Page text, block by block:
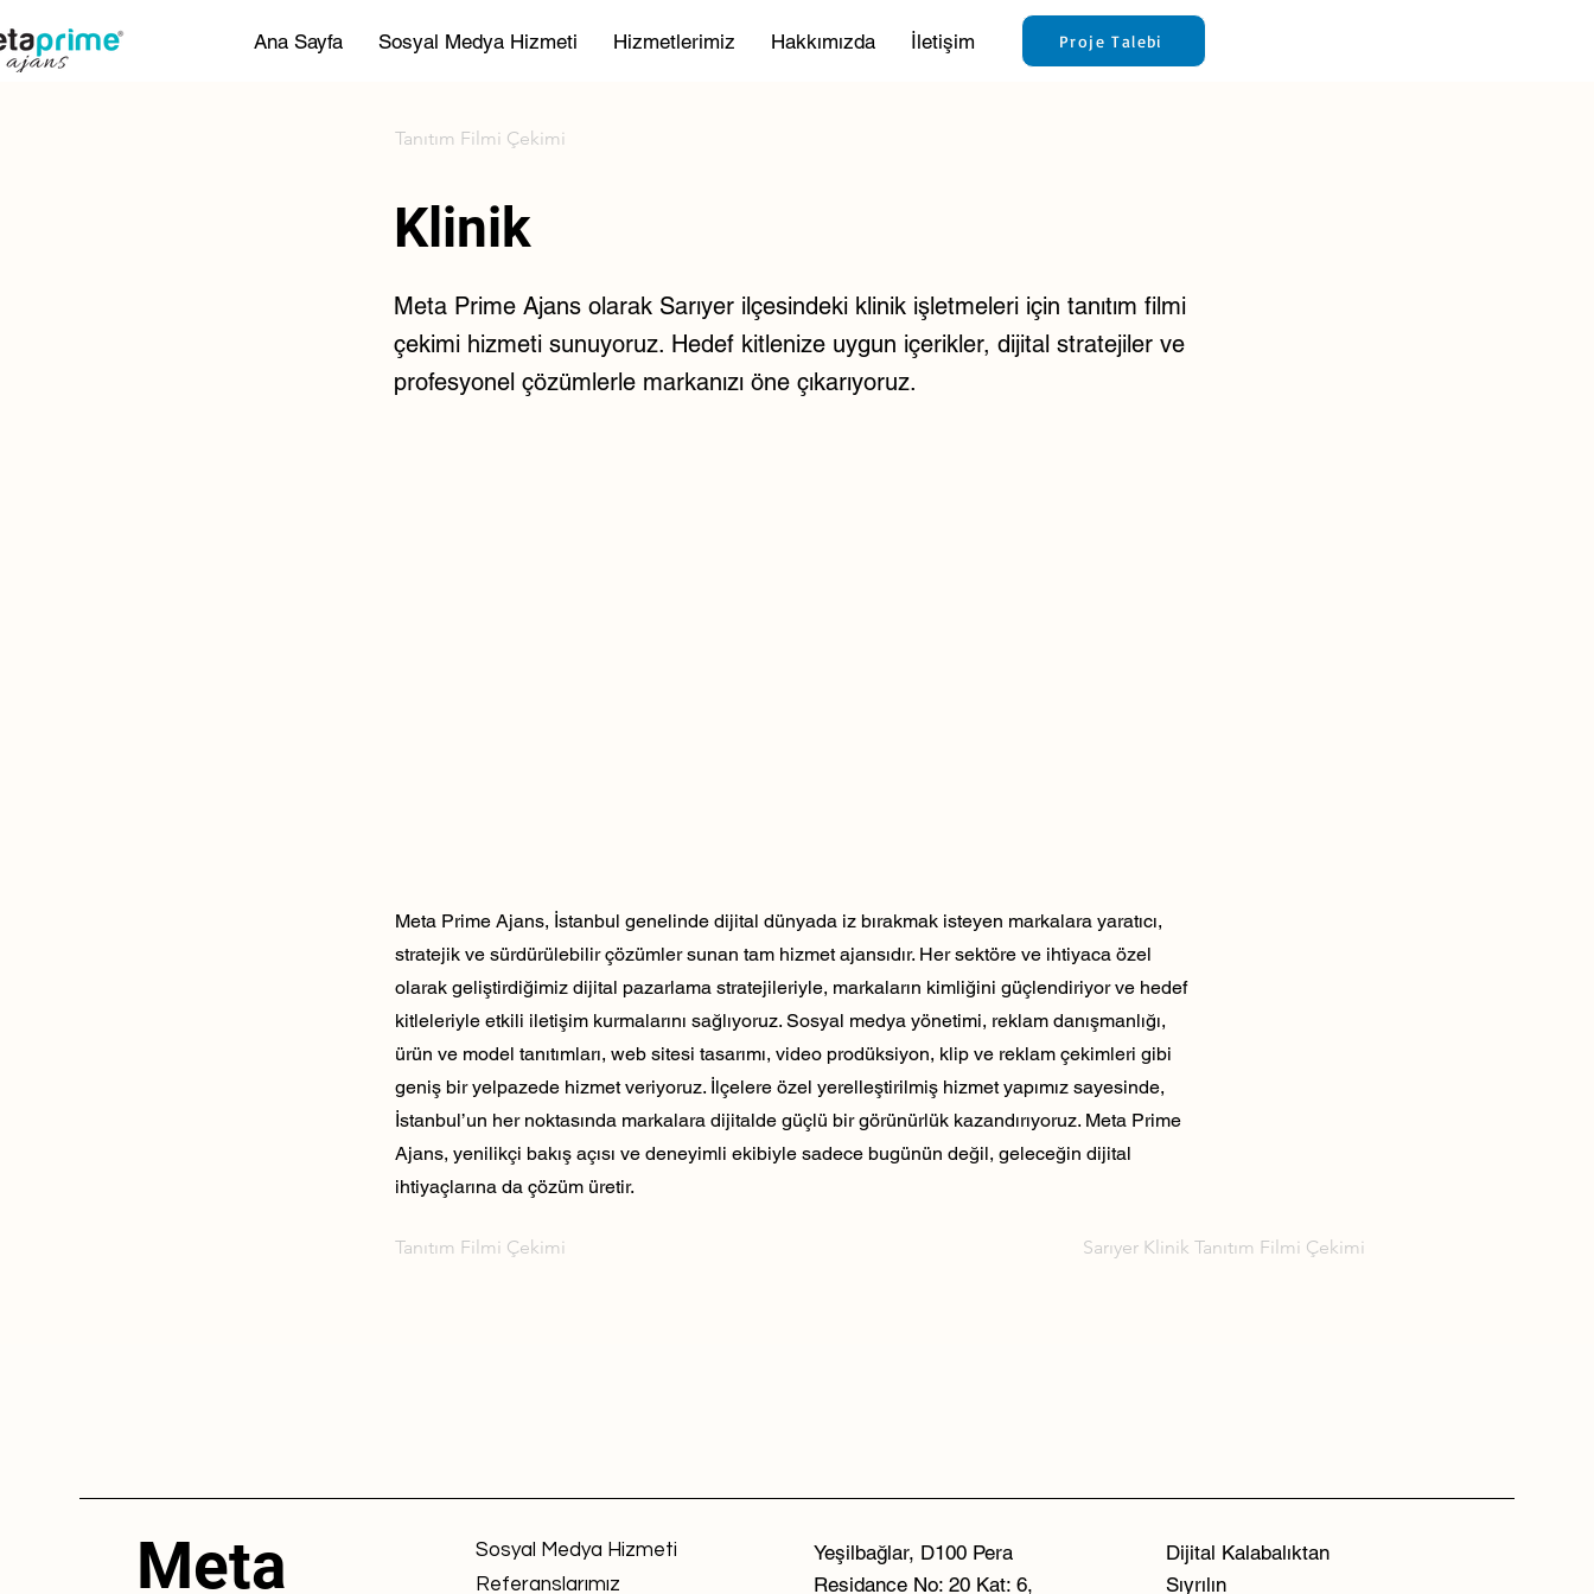
Ana Sayfa Sosyal Medya Hizmeti Hizmetlerimiz Hakkımızda İletişim Proje Talebi
Tanıtım Filmi Çekimi
Klinik
Meta Prime Ajans olarak Sarıyer ilçesindeki klinik işletmeleri için tanıtım filmi
çekimi hizmeti sunuyoruz. Hedef kitlenize uygun içerikler, dijital stratejiler ve
profesyonel çözümlerle markanızı öne çıkarıyoruz.
Meta Prime Ajans, İstanbul genelinde dijital dünyada iz bırakmak isteyen markalara yaratıcı,
stratejik ve sürdürülebilir çözümler sunan tam hizmet ajansıdır. Her sektöre ve ihtiyaca özel
olarak geliştirdiğimiz dijital pazarlama stratejileriyle, markaların kimliğini güçlendiriyor ve hedef
kitleleriyle etkili iletişim kurmalarını sağlıyoruz. Sosyal medya yönetimi, reklam danışmanlığı,
ürün ve model tanıtımları, web sitesi tasarımı, video prodüksiyon, klip ve reklam çekimleri gibi
geniş bir yelpazede hizmet veriyoruz. İlçelere özel yerelleştirilmiş hizmet yapımız sayesinde,
İstanbul’un her noktasında markalara dijitalde güçlü bir görünürlük kazandırıyoruz. Meta Prime
Ajans, yenilikçi bakış açısı ve deneyimli ekibiyle sadece bugünün değil, geleceğin dijital
ihtiyaçlarına da çözüm üretir.
Tanıtım Filmi Çekimi Sarıyer Klinik Tanıtım Filmi Çekimi
Meta
Sosyal Medya Hizmeti
Referanslarımız
Yeşilbağlar, D100 Pera
Residance No: 20 Kat: 6,
Dijital Kalabalıktan
Sıyrılın